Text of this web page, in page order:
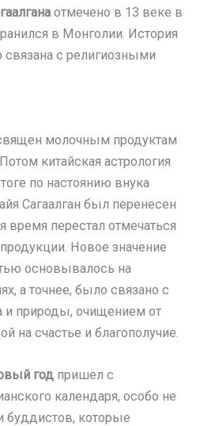
отмечено в 13 веке в
в Монголии. История
с религиозными
молочным продуктам
китайская астрология
по настоянию внука
Сагаалган был перенесен
время перестал отмечаться
Новое значение
основывалось на
а точнее, было связано с
и природы, очищением от
на счастье и благополучие.
год пришел с
календаря, особо не
буддистов, которые